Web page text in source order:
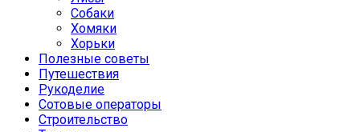
Собаки
Хомяки
Хорьки
Полезные советы
Путешествия
Рукоделие
Сотовые операторы
Строительство